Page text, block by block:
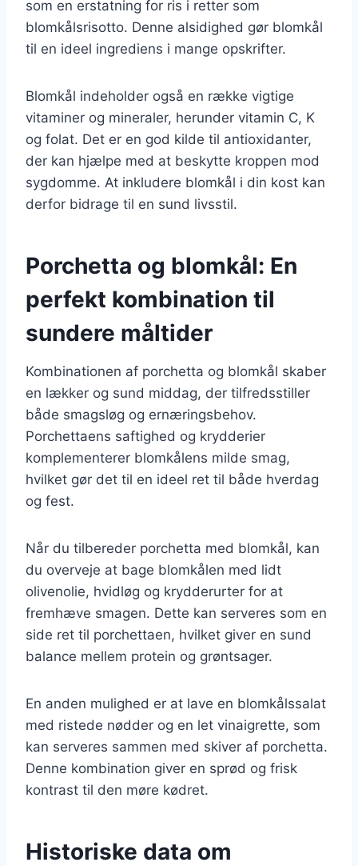
som en erstatning for ris i retter som
blomkålsrisotto. Denne alsidighed gør blomkål
til en ideel ingrediens i mange opskrifter.
Blomkål indeholder også en række vigtige
vitaminer og mineraler, herunder vitamin C, K
og folat. Det er en god kilde til antioxidanter,
der kan hjælpe med at beskytte kroppen mod
sygdomme. At inkludere blomkål i din kost kan
derfor bidrage til en sund livsstil.
Porchetta og blomkål: En
perfekt kombination til
sundere måltider
Kombinationen af porchetta og blomkål skaber
en lækker og sund middag, der tilfredsstiller
både smagsløg og ernæringsbehov.
Porchettaens saftighed og krydderier
komplementerer blomkålens milde smag,
hvilket gør det til en ideel ret til både hverdag
og fest.
Når du tilbereder porchetta med blomkål, kan
du overveje at bage blomkålen med lidt
olivenolie, hvidløg og krydderurter for at
fremhæve smagen. Dette kan serveres som en
side ret til porchettaen, hvilket giver en sund
balance mellem protein og grøntsager.
En anden mulighed er at lave en blomkålssalat
med ristede nødder og en let vinaigrette, som
kan serveres sammen med skiver af porchetta.
Denne kombination giver en sprød og frisk
kontrast til den møre kødret.
Historiske data om